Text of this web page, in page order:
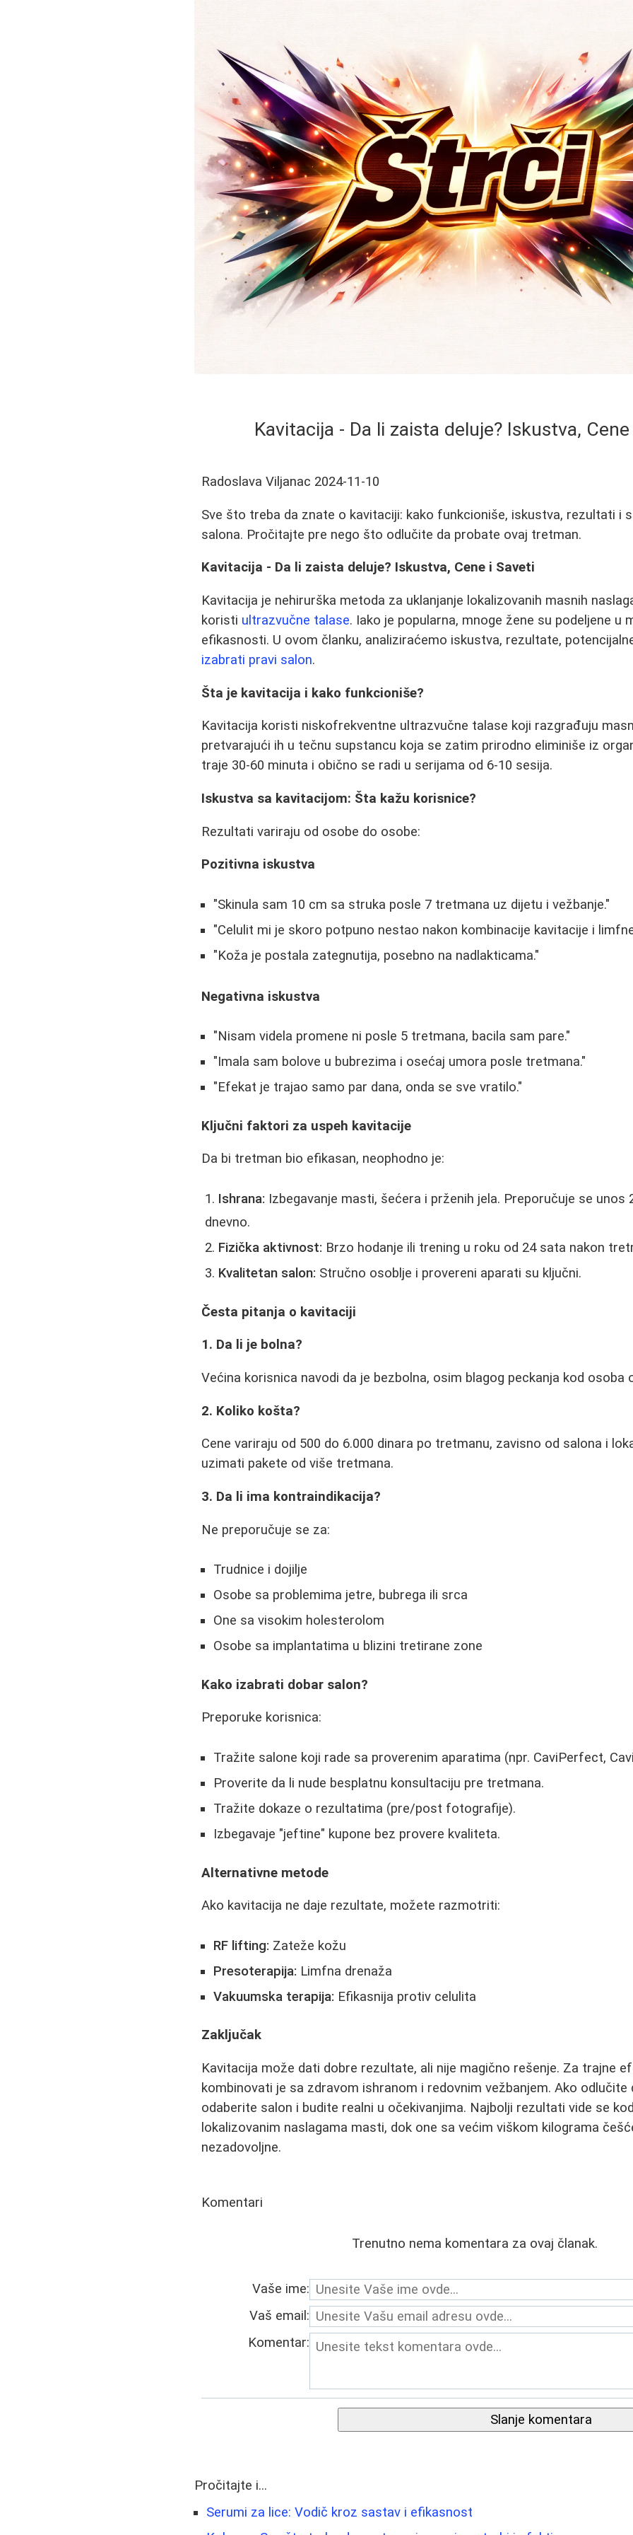
Kavitacija - Da li zaista deluje? Iskustva,
Radoslava Viljanac 2024-11-10
Sve što treba da znate o kavitaciji: kako funkcioniše, iskustva, rezultati i
salona. Pročitajte pre nego što odlučite da probate ovaj tretman.
Kavitacija - Da li zaista deluje? Iskustva, Cene i Saveti
Kavitacija je nehirurška metoda za uklanjanje lokalizovanih masnih
koristi ultrazvučne talase. Iako je popularna, mnoge žene su podeljene u
efikasnosti. U ovom članku, analiziraćemo iskustva, rezultate,
izabrati pravi salon.
Šta je kavitacija i kako funkcioniše?
Kavitacija koristi niskofrekventne ultrazvučne talase koji razgrađuju
pretvarajući ih u tečnu supstancu koja se zatim prirodno eliminiše iz
traje 30-60 minuta i obično se radi u serijama od 6-10 sesija.
Iskustva sa kavitacijom: Šta kažu korisnice?
Rezultati variraju od osobe do osobe:
Pozitivna iskustva
"Skinula sam 10 cm sa struka posle 7 tretmana uz dijetu i vežbanje."
"Celulit mi je skoro potpuno nestao nakon kombinacije kavitacije i
"Koža je postala zategnutija, posebno na nadlakticama."
Negativna iskustva
"Nisam videla promene ni posle 5 tretmana, bacila sam pare."
"Imala sam bolove u bubrezima i osećaj umora posle tretmana."
"Efekat je trajao samo par dana, onda se sve vratilo."
Ključni faktori za uspeh kavitacije
Da bi tretman bio efikasan, neophodno je:
Ishrana: Izbegavanje masti, šećera i prženih jela. Preporučuje se unos
dnevno.
Fizička aktivnost: Brzo hodanje ili trening u roku od 24 sata nakon
Kvalitetan salon: Stručno osoblje i provereni aparati su ključni.
Česta pitanja o kavitaciji
1. Da li je bolna?
Većina korisnica navodi da je bezbolna, osim blagog peckanja kod osoba
2. Koliko košta?
Cene variraju od 500 do 6.000 dinara po tretmanu, zavisno od salona i
uzimati pakete od više tretmana.
3. Da li ima kontraindikacija?
Ne preporučuje se za:
Trudnice i dojilje
Osobe sa problemima jetre, bubrega ili srca
One sa visokim holesterolom
Osobe sa implantatima u blizini tretirane zone
Kako izabrati dobar salon?
Preporuke korisnica:
Tražite salone koji rade sa proverenim aparatima (npr. CaviPerfect,
Proverite da li nude besplatnu konsultaciju pre tretmana.
Tražite dokaze o rezultatima (pre/post fotografije).
Izbegavaje "jeftine" kupone bez provere kvaliteta.
Alternativne metode
Ako kavitacija ne daje rezultate, možete razmotriti:
RF lifting: Zateže kožu
Presoterapija: Limfna drenaža
Vakuumska terapija: Efikasnija protiv celulita
Zaključak
Kavitacija može dati dobre rezultate, ali nije magično rešenje. Za trajne
kombinovati je sa zdravom ishranom i redovnim vežbanjem. Ako odlučite
odaberite salon i budite realni u očekivanjima. Najbolji rezultati vide se
lokalizovanim naslagama masti, dok one sa većim viškom kilograma
nezadovoljne.
Komentari
Trenutno nema komentara za ovaj članak.
Vaše ime:
Vaš email:
Komentar:
Slanje komentara
Pročitajte i...
Serumi za lice: Vodič kroz sastav i efikasnost